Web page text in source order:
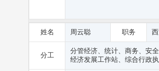
姓名 周云聪 职务
分工
分管经济、统计、商务、安
经济发展工作站、综合行政